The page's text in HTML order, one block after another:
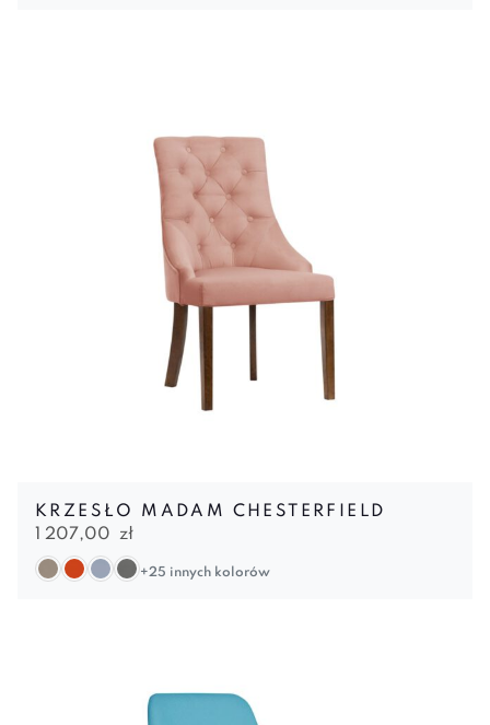
KRZESŁO MADAM CHESTERFIELD
1 207,00 zł
+25 innych kolorów